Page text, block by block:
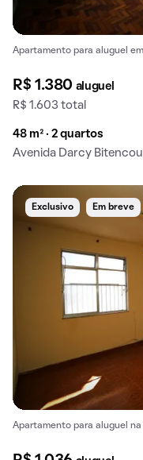
Apartamento para aluguel
R$ 1.380 aluguel
R$ 1.603 total
48 m² · 2 quartos
Avenida Darcy
Exclusivo Em breve
Apartamento para aluguel na